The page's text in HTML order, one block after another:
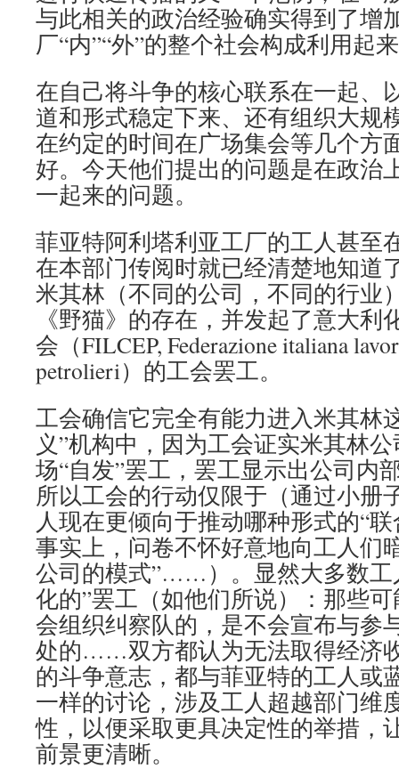
与此相关的政治经验确实得到了增
厂“内”“外”的整个社会构成利用起
在自己将斗争的核心联系在一起、
道和形式稳定下来、还有组织大规
在约定的时间在广场集会等几个方
好。今天他们提出的问题是在政治
一起来的问题。
菲亚特阿利塔利亚工厂的工人甚至
在本部门传阅时就已经清楚地知道
米其林（不同的公司，不同的行业
《野猫》的存在，并发起了意大利
会（FILCEP, Federazione italiana
petrolieri）的工会罢工。
工会确信它完全有能力进入米其林
义”机构中，因为工会证实米其林
场“自发”罢工，罢工显示出公司内
所以工会的行动仅限于（通过小册
人现在更倾向于推动哪种形式的“
事实上，问卷不怀好意地向工人们
公司的模式”……）。显然大多数工
化的”罢工（如他们所说）：那些
会组织纠察队的，是不会宣布与参
处的……双方都认为无法取得经济
的斗争意志，都与菲亚特的工人或
一样的讨论，涉及工人超越部门维
性，以便采取更具决定性的举措，
前景更清晰。